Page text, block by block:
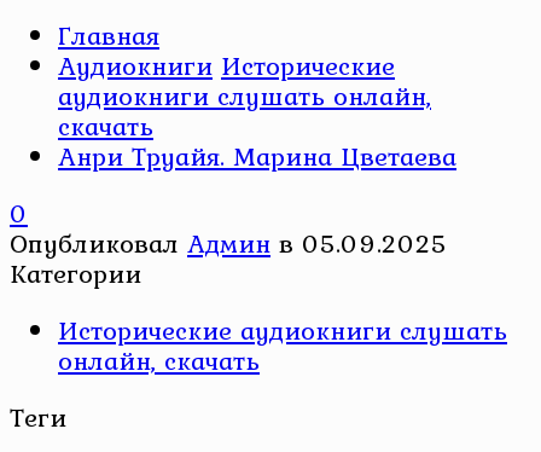
Главная
Аудиокниги Исторические
аудиокниги слушать онлайн,
скачать
Анри Труайя. Марина Цветаева
0
Опубликовал Админ в 05.09.2025
Категории
Исторические аудиокниги слушать
онлайн, скачать
Теги